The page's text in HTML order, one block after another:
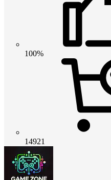
100%
14921